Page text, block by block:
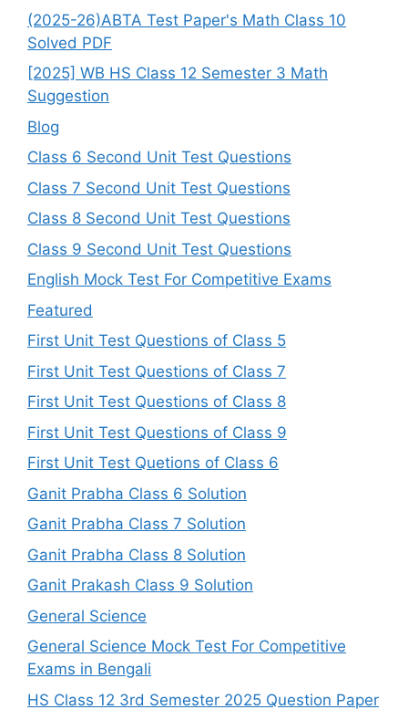
(2025-26)ABTA Test Paper's Math Class 10
Solved PDF
[2025] WB HS Class 12 Semester 3 Math
Suggestion
Blog
Class 6 Second Unit Test Questions
Class 7 Second Unit Test Questions
Class 8 Second Unit Test Questions
Class 9 Second Unit Test Questions
English Mock Test For Competitive Exams
Featured
First Unit Test Questions of Class 5
First Unit Test Questions of Class 7
First Unit Test Questions of Class 8
First Unit Test Questions of Class 9
First Unit Test Quetions of Class 6
Ganit Prabha Class 6 Solution
Ganit Prabha Class 7 Solution
Ganit Prabha Class 8 Solution
Ganit Prakash Class 9 Solution
General Science
General Science Mock Test For Competitive
Exams in Bengali
HS Class 12 3rd Semester 2025 Question Paper